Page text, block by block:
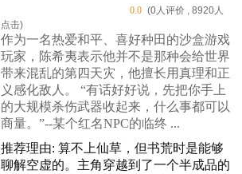
0.0 (0人评价 , 8920人
点击)
作为一名热爱和平、喜好种田的沙盒游戏
玩家，陈希夷表示他并不是那种会给世界
带来混乱的第四天灾，他擅长用真理和正
义感化敌人。 “有话好好说，先把你手上
的大规模杀伤武器收起来，什么事都可以
商量。”--某个红名NPC的临终 ...
推荐理由: 算不上仙草，但书荒时是能够
聊解空虚的。主角穿越到了一个半成品的